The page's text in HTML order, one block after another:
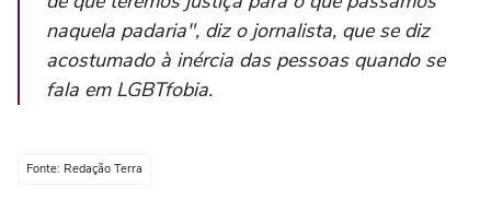
naquela padaria", diz o jornalista, que se diz
acostumado à inércia das pessoas quando se
fala em LGBTfobia.
Fonte: Redação Terra